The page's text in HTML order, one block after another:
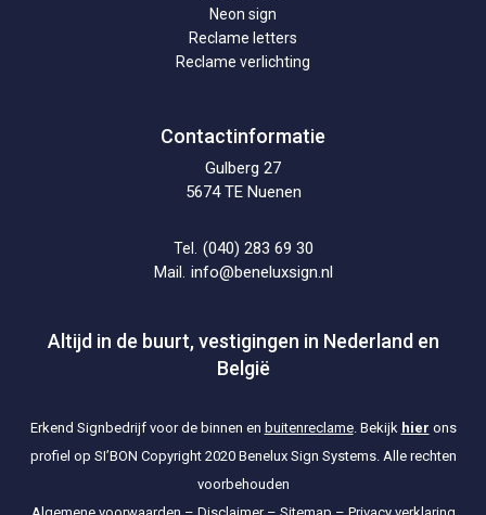
Neon sign
Reclame letters
Reclame verlichting
Contactinformatie
Gulberg 27
5674 TE Nuenen
Tel. (040) 283 69 30
Mail. info@beneluxsign.nl
Altijd in de buurt, vestigingen in Nederland en
België
Erkend Signbedrijf voor de binnen en buitenreclame. Bekijk hier ons
profiel op SI’BON Copyright 2020 Benelux Sign Systems. Alle rechten
voorbehouden